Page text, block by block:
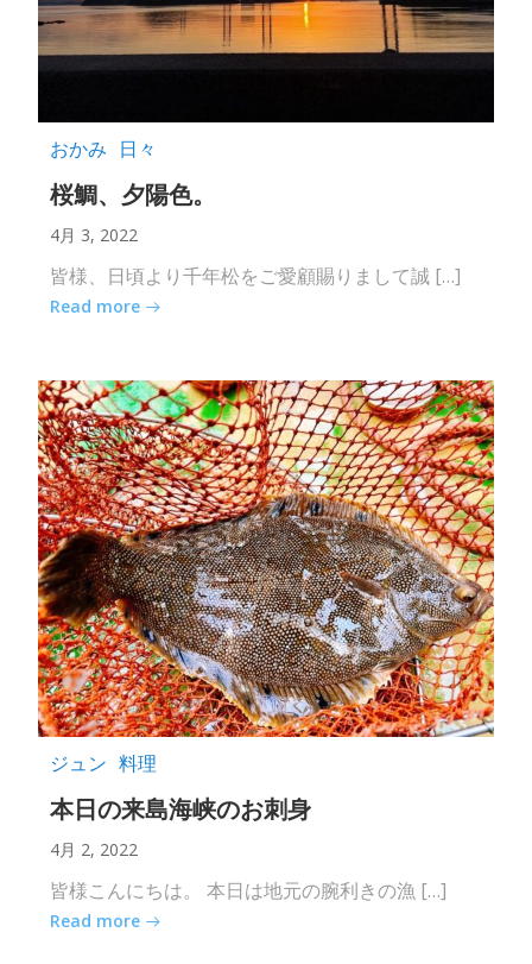
おかみ 日々
桜鯛、夕陽色。
4月 3, 2022
皆様、日頃より千年松をご愛顧賜りまして誠 […]
Read more
ジュン 料理
本日の来島海峡のお刺身
4月 2, 2022
皆様こんにちは。 本日は地元の腕利きの漁 […]
Read more